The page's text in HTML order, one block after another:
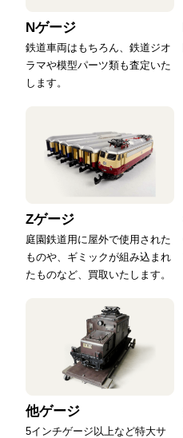
Nゲージ
鉄道車両はもちろん、鉄道ジオ
ラマや模型パーツ類も査定いた
します。
Zゲージ
庭園鉄道用に屋外で使用された
ものや、ギミックが組み込まれ
たものなど、買取いたします。
他ゲージ
5インチゲージ以上など特大サ